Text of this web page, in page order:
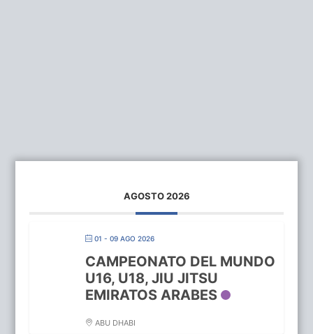
AGOSTO 2026
01 - 09 AGO 2026
CAMPEONATO DEL MUNDO
U16, U18, JIU JITSU
EMIRATOS ARABES
ABU DHABI